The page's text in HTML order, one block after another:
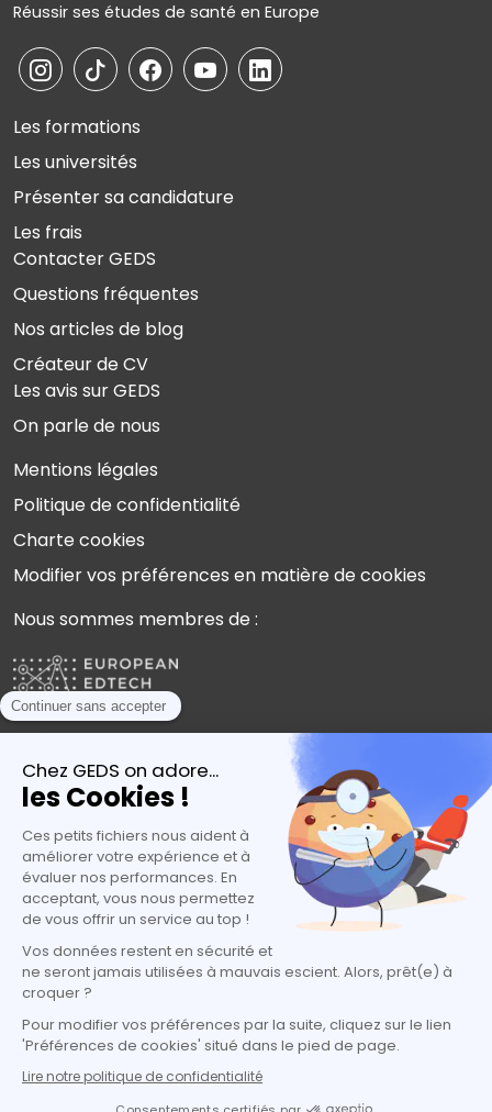
Réussir ses études de santé en Europe
Les formations
Les universités
Présenter sa candidature
Les frais
Contacter GEDS
Questions fréquentes
Nos articles de blog
Créateur de CV
Les avis sur GEDS
On parle de nous
Mentions légales
Politique de confidentialité
Charte cookies
Modifier vos préférences en matière de cookies
Nous sommes membres de :
Plébiscités par les experts de l’orientation
candidatures@geds.fr| +33 (0) 1 80 06 21 48